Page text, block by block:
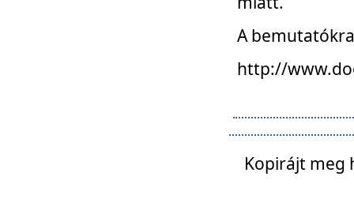
A
http://
Kopirájt meg